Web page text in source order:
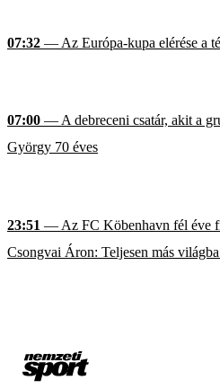
07:32 — Az Európa-kupa elérése a
07:00 — A debreceni csatár, akit a
György 70 éves
23:51 — Az FC Köbenhavn fél éve
Csongvai Áron: Teljesen más